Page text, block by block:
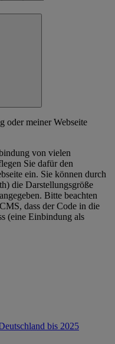
oder meiner Webseite
von vielen
Sie dafür den
ein. Sie können durch
die Darstellungsgröße
Bitte beachten
dass der Code in die
(eine Einbindung als
bis 2025